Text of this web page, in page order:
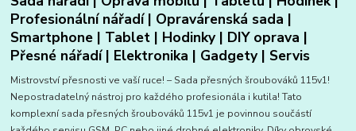
Profesionální nářadí | Opravárenská sada |
Smartphone | Tablet | Hodinky | DIY oprava |
Přesné nářadí | Elektronika | Gadgety | Servis
Mistrovství přesnosti ve vaší ruce! – Sada přesných šroubováků 115v1!
Nepostradatelný nástroj pro každého profesionála i kutila! Tato
komplexní sada přesných šroubováků 115v1 je povinnou součástí